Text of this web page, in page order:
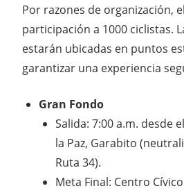
Por razones de organización,
participación a 1000 ciclistas.
estarán ubicadas en puntos
garantizar una experiencia
Gran Fondo
Salida: 7:00 a.m. desde
la Paz, Garabito
Ruta 34).
Meta Final: Centro